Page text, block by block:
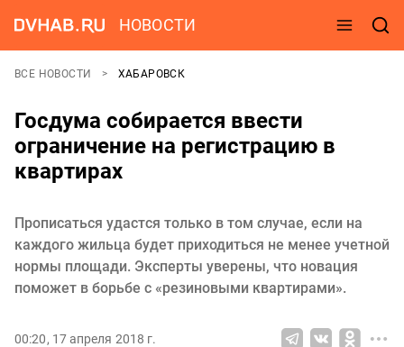
НОВОСТИ
ВСЕ НОВОСТИ ХАБАРОВСК
Госдума собирается ввести
ограничение на регистрацию в
квартирах
Прописаться удастся только в том случае, если на
каждого жильца будет приходиться не менее учетной
нормы площади. Эксперты уверены, что новация
поможет в борьбе с «резиновыми квартирами».
00:20, 17 апреля 2018 г.